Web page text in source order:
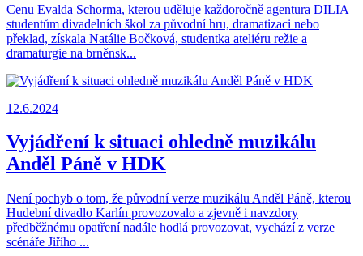
Cenu Evalda Schorma, kterou uděluje každoročně agentura DILIA
studentům divadelních škol za původní hru, dramatizaci nebo
překlad, získala Natálie Bočková, studentka ateliéru režie a
dramaturgie na brněnsk...
12.6.2024
Vyjádření k situaci ohledně muzikálu
Anděl Páně v HDK
Není pochyb o tom, že původní verze muzikálu Anděl Páně, kterou
Hudební divadlo Karlín provozovalo a zjevně i navzdory
předběžnému opatření nadále hodlá provozovat, vychází z verze
scénáře Jiřího ...